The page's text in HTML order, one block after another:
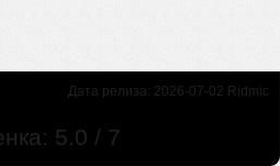
Дата релиза: 2026-07-02 Ridmic
5.0 / 7